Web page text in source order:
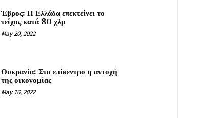
Έβρος: Η Ελλάδα επεκτείνει το
τείχος κατά 80 χλμ
May 20, 2022
Ουκρανία: Στο επίκεντρο η αντοχή
της οικονομίας
May 16, 2022